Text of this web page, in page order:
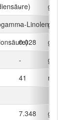
-
g
Linolensäure)
-
g
0.028
g
-
g
41
mg
7.348
g